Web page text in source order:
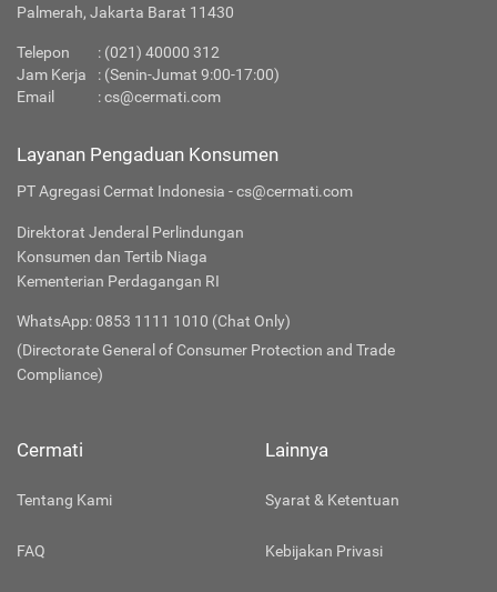
Palmerah, Jakarta Barat 11430
Telepon : (021) 40000 312
Jam Kerja
: (Senin-Jumat 9:00-17:00)
Email
:cs@cermati.com
Layanan Pengaduan Konsumen
PT Agregasi Cermat Indonesia - cs@cermati.com
Direktorat Jenderal Perlindungan
Konsumen dan Tertib Niaga
Kementerian Perdagangan RI
WhatsApp: 0853 1111 1010 (Chat Only)
(Directorate General of Consumer Protection and Trade
Compliance)
Cermati
Tentang Kami
FAQ
Lainnya
Syarat & Ketentuan
Kebijakan Privasi